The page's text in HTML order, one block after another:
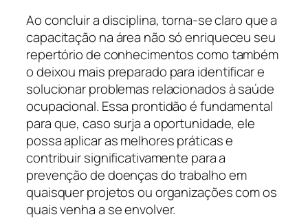
Ao concluir a disciplina, torna-se claro que a
capacitação na área não só enriqueceu seu
repertório de conhecimentos como também
o deixou mais preparado para identificar e
solucionar problemas relacionados à saúde
ocupacional. Essa prontidão é fundamental
para que, caso surja a oportunidade, ele
possa aplicar as melhores práticas e
contribuir significativamente para a
prevenção de doenças do trabalho em
quaisquer projetos ou organizações com os
quais venha a se envolver.